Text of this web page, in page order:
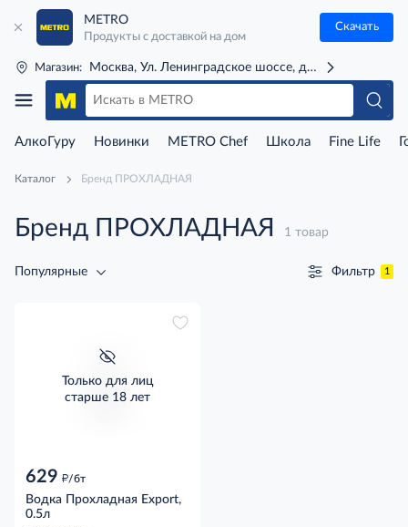
METRO
Продукты с доставкой на дом
Скачать
Магазин: Москва, Ул. Ленинградское шоссе, д. 71Г (м. Речной
АлкоГуру Новинки METRO Chef Школа Fine Life
Каталог Бренд ПРОХЛАДНАЯ
Бренд ПРОХЛАДНАЯ 1 товар
Популярные Фильтр 1
Только для лиц
старше 18 лет
629 д/бт
Водка Прохладная Export,
0.5л